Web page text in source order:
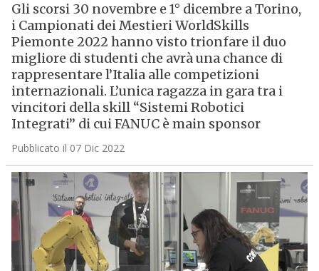
Gli scorsi 30 novembre e 1° dicembre a Torino,
i Campionati dei Mestieri WorldSkills
Piemonte 2022 hanno visto trionfare il duo
migliore di studenti che avrà una chance di
rappresentare l’Italia alle competizioni
internazionali. L’unica ragazza in gara tra i
vincitori della skill “Sistemi Robotici
Integrati” di cui FANUC è main sponsor
Pubblicato il 07 Dic 2022